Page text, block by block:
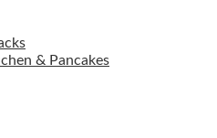
& Pancakes